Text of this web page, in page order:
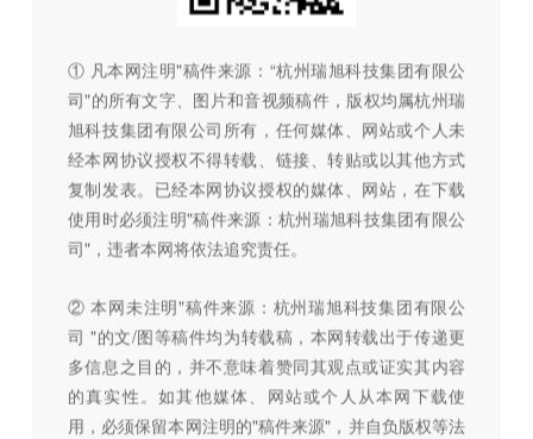
① 凡本网注明"稿件来源：“杭州瑞旭科技集团有限公
司"的所有文字、图片和音视频稿件，版权均属杭州瑞
旭科技集团有限公司所有，任何媒体、网站或个人未
经本网协议授权不得转载、链接、转贴或以其他方式
复制发表。已经本网协议授权的媒体、网站，在下载
使用时必须注明"稿件来源：杭州瑞旭科技集团有限公
司"，违者本网将依法追究责任。
② 本网未注明"稿件来源：杭州瑞旭科技集团有限公
司 "的文/图等稿件均为转载稿，本网转载出于传递更
多信息之目的，并不意味着赞同其观点或证实其内容
的真实性。如其他媒体、网站或个人从本网下载使
用，必须保留本网注明的"稿件来源"，并自负版权等法